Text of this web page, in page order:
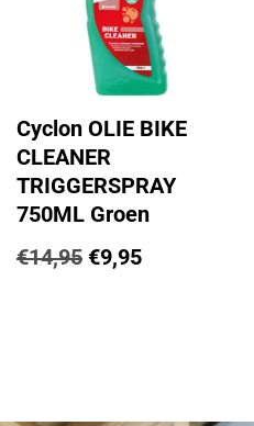
Cyclon OLIE BIKE
CLEANER
TRIGGERSPRAY
750ML Groen
€14,95 €9,95